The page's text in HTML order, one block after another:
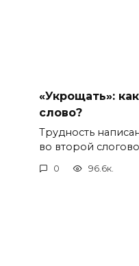
«Укрощать»:
слово?
Трудность
во второй
0 96.6к.